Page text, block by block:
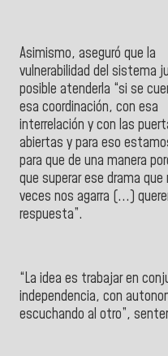
Asimismo, aseguró que la
vulnerabilidad del sistema
posible atenderla “si se
esa coordinación, con esa
interrelación y con las
abiertas y para eso
para que de una manera
que superar ese drama
veces nos agarra (...)
respuesta”.
“La idea es trabajar en
independencia, con
escuchando al otro”,